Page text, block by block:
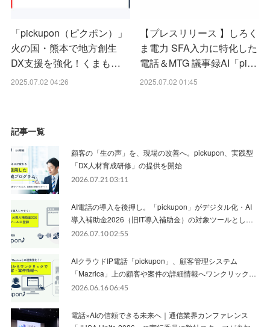
「pickupon（ピクポン）」
火の国・熊本で地方創生
DX支援を強化！くまも…
2025.07.02 04:26
【プレスリリース 】しろく
ま電力 SFA入力に特化した
電話＆MTG 議事録AI「pi…
2025.07.02 01:45
記事一覧
顧客の「生の声」を、現場の改善へ。pickupon、実践型
「DX人材育成研修」の提供を開始
2026.07.21 03:11
AI電話の導入を後押し。「pickupon」がデジタル化・AI
導入補助金2026（旧IT導入補助金）の対象ツールとし…
2026.07.10 02:55
AIクラウドIP電話「pickupon」、顧客管理システム
「Mazrica」上の顧客や案件の詳細情報へワンクリック…
2026.06.16 06:45
電話×AIの信頼できる未来へ｜通信業界カンファレンス